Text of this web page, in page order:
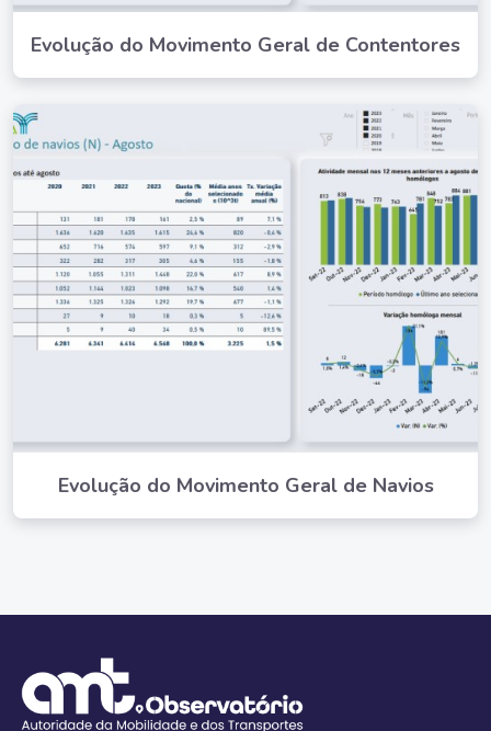
Evolução do Movimento Geral de Contentores
Evolução do Movimento Geral de Navios